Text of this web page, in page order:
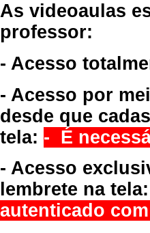
As videoaulas
professor:
- Acesso
- Acesso por
desde que
tela: - É
- Acesso
lembrete na tela:
autenticado